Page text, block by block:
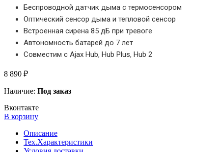
Беспроводной датчик дыма с термосенсором
Оптический сенсор дыма и тепловой сенсор
Встроенная сирена 85 дБ при тревоге
Автономность батарей до 7 лет
Совместим с Ajax Hub, Hub Plus, Hub 2
8 890 ₽
Наличие: Под заказ
Вконтакте
В корзину
Описание
Тех.Характеристики